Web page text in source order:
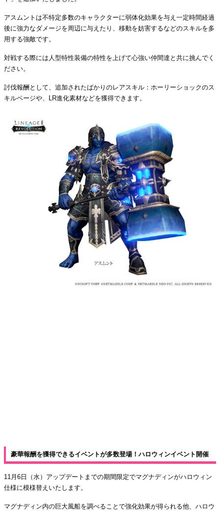
アスムントは不特定多数のキャラクターに弱体化効果を与え一定時間経過
後に強力なダメージを周辺に与えたり、移動を妨害するなどのスキルを多
用する強敵です。
対戦する際には人型特性装備の特性を上げて心強い仲間達と共に挑んでく
ださい。
討伐報酬として、追加されたばかりのレアスキル：ホーリーショックのス
キルページや、LR進化素材などを獲得できます。
豪華報酬を獲得できるイベントが多数登場！ハロウィンイベント開催
11月6日（水）アップデートまでの期間限定でマグナディンがハロウィン
仕様に模様替えいたします。
マグナディン内の巨大風船を調べることで強化効果が得られる他、ハロウ